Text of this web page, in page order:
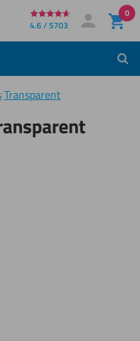
4.6 / 5703 Mon compte
Se connecter
0
Transparent